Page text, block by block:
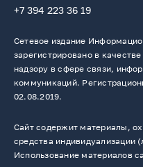
+7 394 223 36 19
Сетевое издание
зарегистрировано в
надзору в сфере связи,
коммуникаций.
02.08.2019.
Сайт содержит материалы,
средства индивидуализации
Использование материалов